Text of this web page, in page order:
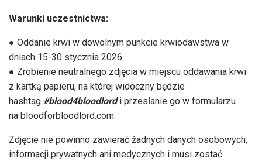
Warunki uczestnictwa:
● Oddanie krwi w dowolnym punkcie krwiodawstwa w
dniach 15-30 stycznia 2026.
● Zrobienie neutralnego zdjęcia w miejscu oddawania krwi
z kartką papieru, na której widoczny będzie
hashtag #blood4bloodlordi przesłanie go w formularzu
na bloodforbloodlord.com.
Zdjęcie nie powinno zawierać żadnych danych osobowych,
informacji prywatnych ani medycznych i musi zostać